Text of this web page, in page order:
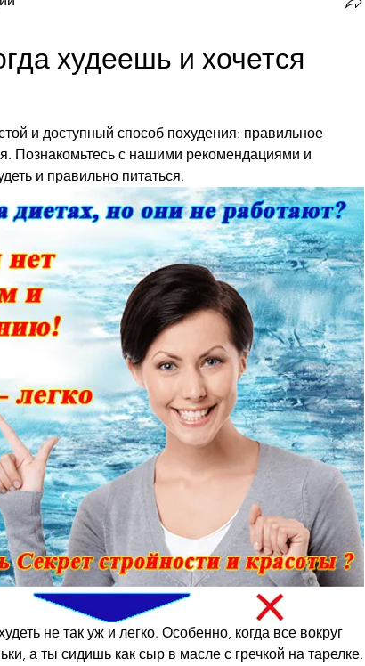
худеешь и хочется
и доступный способ похудения: правильное
Познакомьтесь с нашими рекомендациями и
и правильно питаться.
не так уж и легко. Особенно, когда все вокруг
а ты сидишь как сыр в масле с гречкой на тарелке.